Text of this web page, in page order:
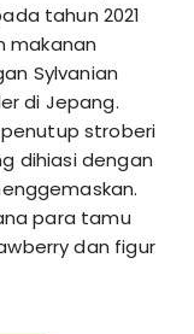
tahun 2021
makanan
Sylvanian
di Jepang.
stroberi
dihiasi dengan
para tamu
dan figur